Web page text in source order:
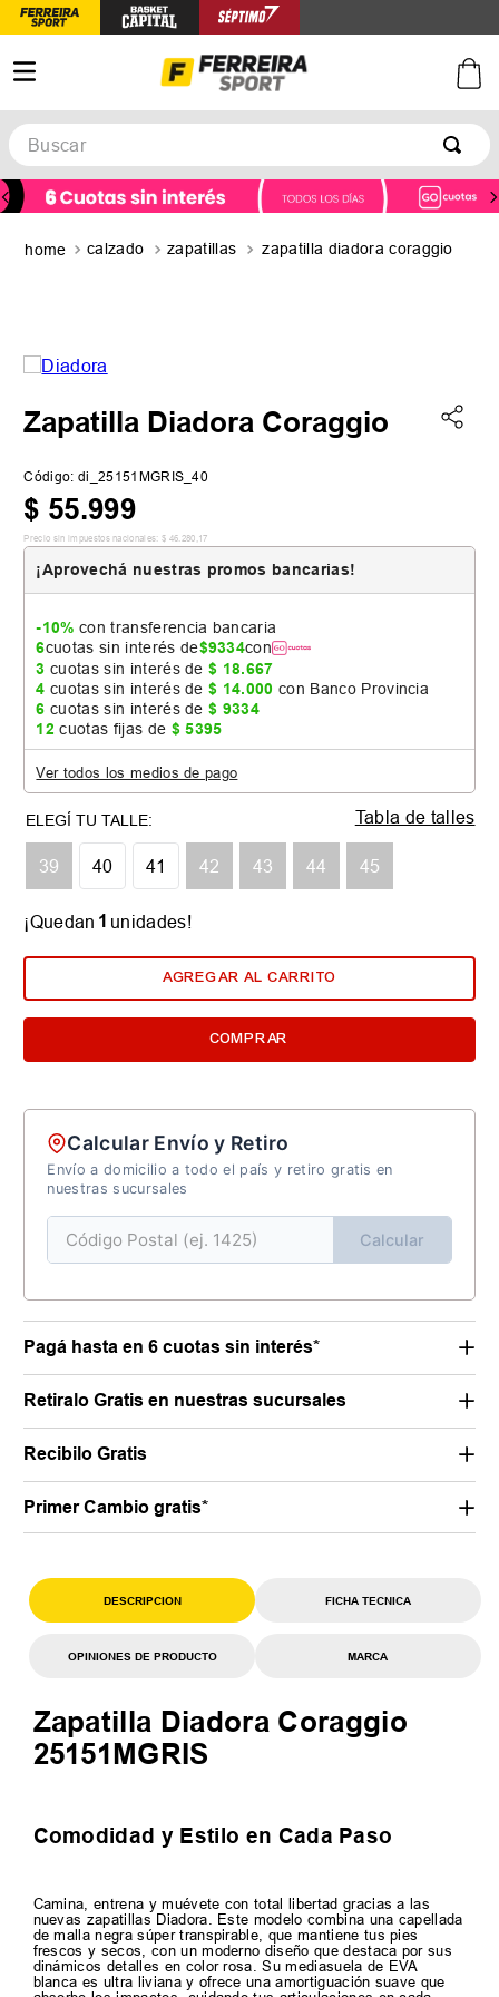
Buscar
calzado zapatillas zapatilla diadora coraggio
Zapatilla Diadora Coraggio
Código: di_25151MGRIS_40
$ 55.999
Precio sin impuestos nacionales: $ 46 280 17
¡Aprovechá nuestras promos bancarias!
-10% con transferencia bancaria
6cuotas sin interés de$9334con
3 cuotas sin interés de$ 18.667
4 cuotas sin interés de$ 14.000 con Banco Provincia
6 cuotas sin interés de$ 9334
12 cuotas fijas de $ 5395
Ver todos los medios de pago
39 40 41 42 43 44 45
Tabla de talles
¡Quedan 1 unidades!
AGREGAR AL CARRITO
COMPRAR
Calcular Envío y Retiro
Envío a domicilio a todo el país y retiro gratis en
nuestras sucursales
Calcular
Pagá hasta en 6 cuotas sin interés*
Retiralo Gratis en nuestras sucursales
Recibilo Gratis
Primer Cambio gratis*
DESCRIPCION FICHA TECNICA
OPINIONES DE PRODUCTO MARCA
Zapatilla Diadora Coraggio
25151MGRIS
Comodidad y Estilo en Cada Paso
Camina, entrena y muévete con total libertad gracias a las
nuevas zapatillas Diadora. Este modelo combina una capellada
de malla negra súper transpirable, que mantiene tus pies
frescos y secos, con un moderno diseño que destaca por sus
dinámicos detalles en color rosa. Su mediasuela de EVA
blanca es ultra liviana y ofrece una amortiguación suave que
TÉRMINOS MÁS BUSCADOS
5. zapatillas adidas